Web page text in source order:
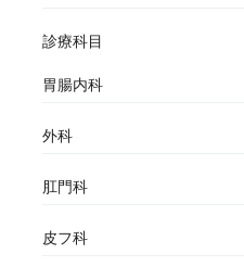
診療科目
胃腸内科
外科
肛門科
皮フ科